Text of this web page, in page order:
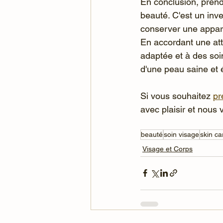
beauté. C'est un
conserver une
En accordant une
adaptée et à des
d'une peau saine et
Si vous souhaitez
avec plaisir et nous
beautésoin visageskin
Visage et Corps